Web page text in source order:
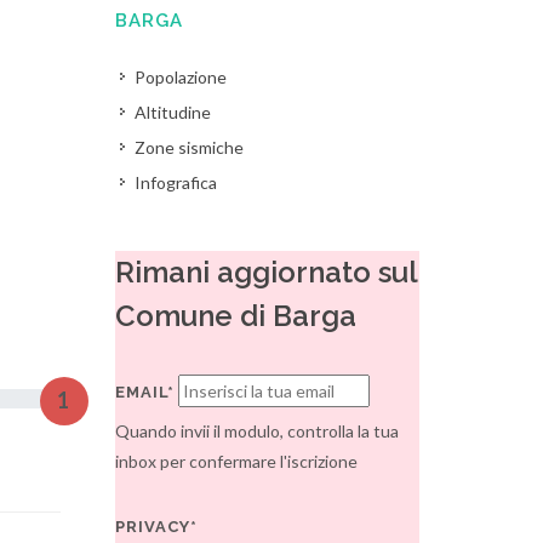
1
BARGA
Popolazione
Altitudine
Zone sismiche
Infografica
Rimani aggiornato sul
Comune di Barga
EMAIL*
Quando invii il modulo, controlla la tua
inbox per confermare l'iscrizione
PRIVACY*